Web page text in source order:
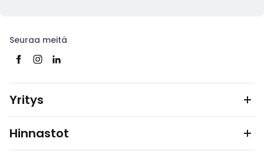
Seuraa meitä
Yritys
Hinnastot